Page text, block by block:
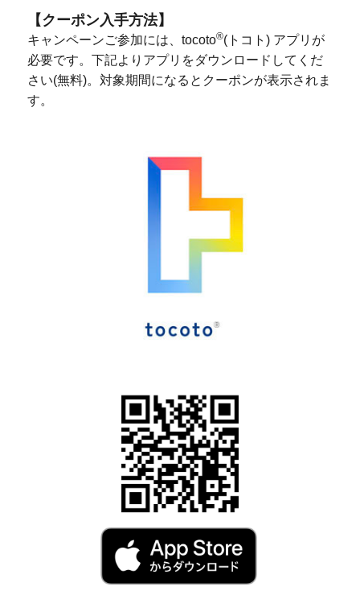
【クーポン入手方法】
キャンペーンご参加には、tocoto®(トコト) アプリが
必要です。下記よりアプリをダウンロードしてくだ
さい(無料)。対象期間になるとクーポンが表示されま
す。